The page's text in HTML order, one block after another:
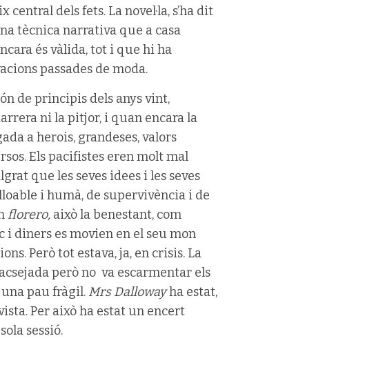
central dels fets. La novel·la, s’ha dit
tècnica narrativa que a casa
és vàlida, tot i que hi ha
passades de moda.
de principis dels anys vint,
ni la pitjor, i quan encara la
a herois, grandeses, valors
Els pacifistes eren molt mal
que les seves idees i les seves
i humà, de supervivència i de
florero, això la benestant, com
i diners es movien en el seu mon
Però tot estava, ja, en crisis. La
però no va escarmentar els
pau fràgil. Mrs Dallowayha estat,
Per això ha estat un encert
sessió.